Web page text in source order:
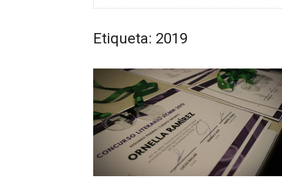
Etiqueta: 2019